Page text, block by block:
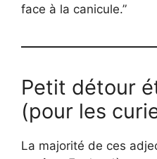
face à la canicule.”
Petit détour
(pour les
La majorité de ces